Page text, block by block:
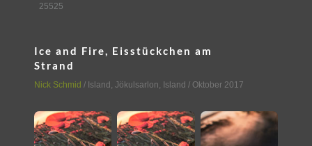
25525
Ice and Fire, Eisstückchen am
Strand
Nick Schmid / Island , Jökulsarlon, Island / Oktober 2017